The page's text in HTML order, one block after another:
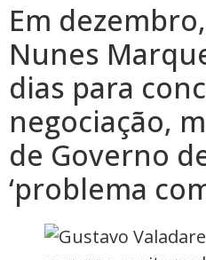
Em
Nunes
dias para
negociação,
de Governo
‘problema